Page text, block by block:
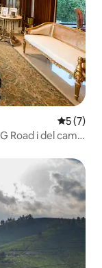
5 de
5 (7)
Road i del camp